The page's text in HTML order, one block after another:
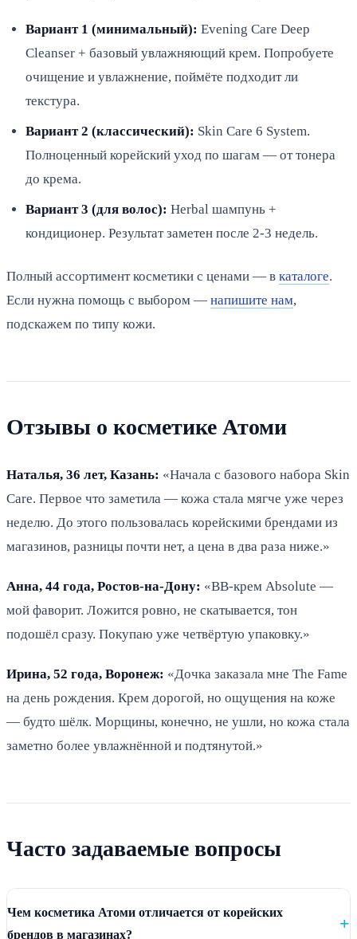
Вариант 1 (минимальный): Evening Care Deep
Cleanser + базовый увлажняющий крем. Попробуете
очищение и увлажнение, поймёте подходит ли
текстура.
Вариант 2 (классический): Skin Care 6 System.
Полноценный корейский уход по шагам — от тонера
до крема.
Вариант 3 (для волос): Herbal шампунь +
кондиционер. Результат заметен после 2-3 недель.
Полный ассортимент косметики с ценами — в каталоге.
Если нужна помощь с выбором — напишите нам,
подскажем по типу кожи.
Отзывы о косметике Атоми
Наталья, 36 лет, Казань: «Начала с базового набора Skin
Care. Первое что заметила — кожа стала мягче уже через
неделю. До этого пользовалась корейскими брендами из
магазинов, разницы почти нет, а цена в два раза ниже.»
Анна, 44 года, Ростов-на-Дону: «BB-крем Absolute —
мой фаворит. Ложится ровно, не скатывается, тон
подошёл сразу. Покупаю уже четвёртую упаковку.»
Ирина, 52 года, Воронеж: «Дочка заказала мне The Fame
на день рождения. Крем дорогой, но ощущения на коже
— будто шёлк. Морщины, конечно, не ушли, но кожа стала
заметно более увлажнённой и подтянутой.»
Часто задаваемые вопросы
Чем косметика Атоми отличается от корейских
брендов в магазинах?